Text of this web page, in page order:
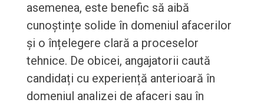
asemenea, este benefic să aibă
cunoștințe solide în domeniul afacerilor
și o înțelegere clară a proceselor
tehnice. De obicei, angajatorii caută
candidați cu experiență anterioară în
domeniul analizei de afaceri sau în